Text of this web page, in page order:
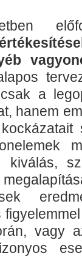
a
hanem
kiválás,
vagy